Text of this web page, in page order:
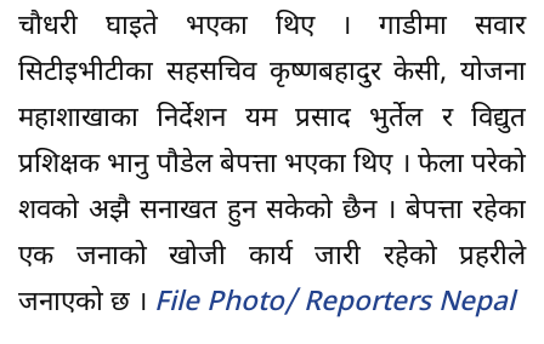
चौधरी घाइते भएका थिए । गाडीमा सवार
सिटीइभीटीका सहसचिव कृष्णबहादुर केसी, योजना
महाशाखाका निर्देशन यम प्रसाद भुर्तेल र विद्युत
प्रशिक्षक भानु पौडेल बेपत्ता भएका थिए । फेला परेको
शवको अझै सनाखत हुन सकेको छैन । बेपत्ता रहेका
एक जनाको खोजी कार्य जारी रहेको प्रहरीले
जनाएको छ । File Photo/ Reporters Nepal